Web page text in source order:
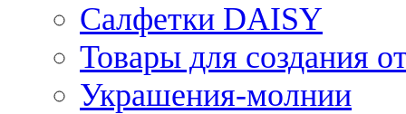
Салфетки DAISY
Товары для создания
Украшения-молнии